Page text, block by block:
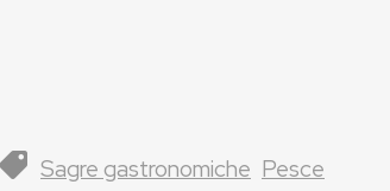
Sagre gastronomiche Pesce